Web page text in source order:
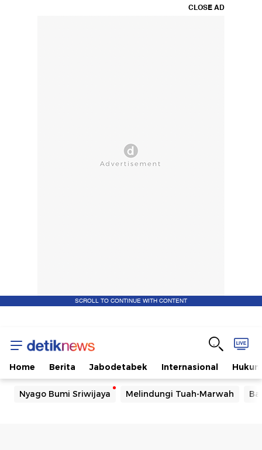
CLOSE AD
SCROLL TO CONTINUE WITH CONTENT
Home Berita Jabodetabek Internasional Hukum
Nyago Bumi Sriwijaya Melindungi Tuah-Marwah